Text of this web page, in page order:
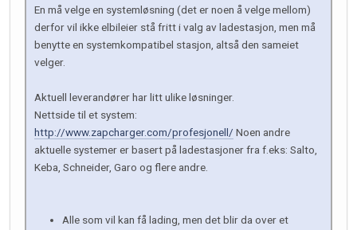
En må velge en systemløsning (det er noen å velge mellom)
derfor vil ikke elbileier stå fritt i valg av ladestasjon, men må
benytte en systemkompatibel stasjon, altså den sameiet
velger.
Aktuell leverandører har litt ulike løsninger.
Nettside til et system:
http://www.zapcharger.com/profesjonell/ Noen andre
aktuelle systemer er basert på ladestasjoner fra f.eks: Salto,
Keba, Schneider, Garo og flere andre.
Alle som vil kan få lading, men det blir da over et